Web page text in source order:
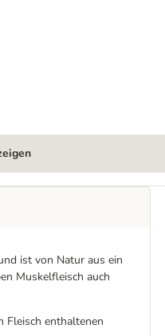
ist von Natur aus ein
Muskelfleisch auch
Fleisch enthaltenen